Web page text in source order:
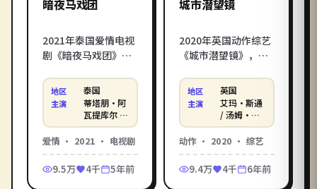
暗夜马戏团
2021年泰国爱情电视
剧《暗夜马戏团》，
古打造，蒂塔朋·阿
瓦提库尔 / 马里奥·
毛瑞尔 / 李海娜倾情
演绎。雨季的小镇旅
馆里，两个失意中年
人在告别中重新看见
自己。在影库电影在
地区 泰国
主演
蒂塔朋·阿
瓦提库尔 /
马里奥·毛
瑞尔 / 李海
爱情 · 2021 · 电视剧
9.5万 4千 5年前
城市潜望镜
2020年英国动作综艺
《城市潜望镜》，林
玛·斯通 / 汤姆·哈迪
/ 丹尼尔·克雷格倾情
演绎。都市拳手为给
妹妹报仇，孤身闯入
地下黑拳赛场，每一
拳都通向真相。在影
库电影在线观看_在线
地区 英国
主演
艾玛·斯通
/ 汤姆·哈
迪 / 丹尼尔
·克雷格 等
动作· 2020 · 综艺
9.4万 4千 6年前